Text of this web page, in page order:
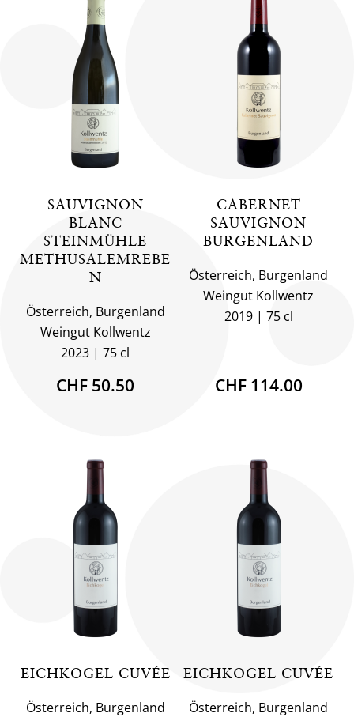
SAUVIGNON
BLANC
STEINMÜHLE
METHUSALEMREBE
N
Österreich, Burgenland
Weingut Kollwentz
2023
75 cl
CHF 50.50
CABERNET
SAUVIGNON
BURGENLAND
Österreich, Burgenland
Weingut Kollwentz
2019
75 cl
CHF 114.00
EICHKOGEL CUVÉE
Österreich, Burgenland
EICHKOGEL CUVÉE
Österreich, Burgenland